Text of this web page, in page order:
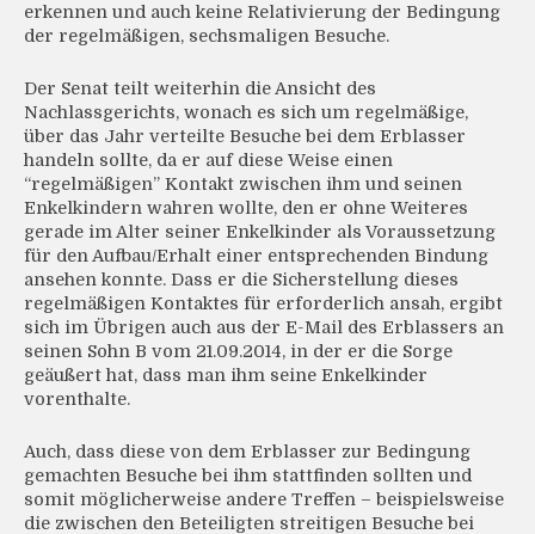
erkennen und auch keine Relativierung der Bedingung
der regelmäßigen, sechsmaligen Besuche.
Der Senat teilt weiterhin die Ansicht des
Nachlassgerichts, wonach es sich um regelmäßige,
über das Jahr verteilte Besuche bei dem Erblasser
handeln sollte, da er auf diese Weise einen
“regelmäßigen” Kontakt zwischen ihm und seinen
Enkelkindern wahren wollte, den er ohne Weiteres
gerade im Alter seiner Enkelkinder als Voraussetzung
für den Aufbau/Erhalt einer entsprechenden Bindung
ansehen konnte. Dass er die Sicherstellung dieses
regelmäßigen Kontaktes für erforderlich ansah, ergibt
sich im Übrigen auch aus der E-Mail des Erblassers an
seinen Sohn B vom 21.09.2014, in der er die Sorge
geäußert hat, dass man ihm seine Enkelkinder
vorenthalte.
Auch, dass diese von dem Erblasser zur Bedingung
gemachten Besuche bei ihm stattfinden sollten und
somit möglicherweise andere Treffen – beispielsweise
die zwischen den Beteiligten streitigen Besuche bei